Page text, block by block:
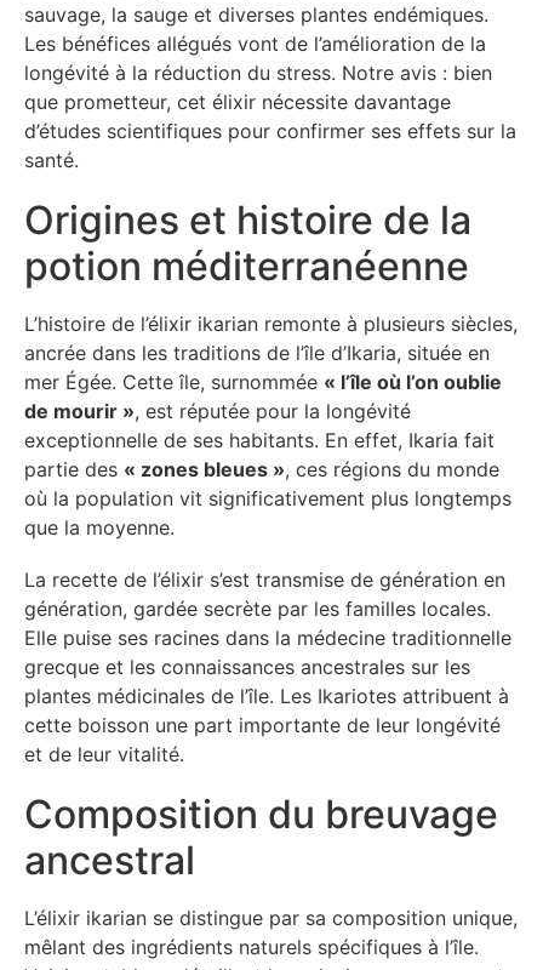
sauvage, la sauge et diverses plantes endémiques.
Les bénéfices allégués vont de l’amélioration de la
longévité à la réduction du stress. Notre avis : bien
que prometteur, cet élixir nécessite davantage
d’études scientifiques pour confirmer ses effets sur la
santé.
Origines et histoire de la
potion méditerranéenne
L’histoire de l’élixir ikarian remonte à plusieurs siècles,
ancrée dans les traditions de l’île d’Ikaria, située en
mer Égée. Cette île, surnommée « l’île où l’on oublie
de mourir », est réputée pour la longévité
exceptionnelle de ses habitants. En effet, Ikaria fait
partie des « zones bleues », ces régions du monde
où la population vit significativement plus longtemps
que la moyenne.
La recette de l’élixir s’est transmise de génération en
génération, gardée secrète par les familles locales.
Elle puise ses racines dans la médecine traditionnelle
grecque et les connaissances ancestrales sur les
plantes médicinales de l’île. Les Ikariotes attribuent à
cette boisson une part importante de leur longévité
et de leur vitalité.
Composition du breuvage
ancestral
L’élixir ikarian se distingue par sa composition unique,
mêlant des ingrédients naturels spécifiques à l’île.